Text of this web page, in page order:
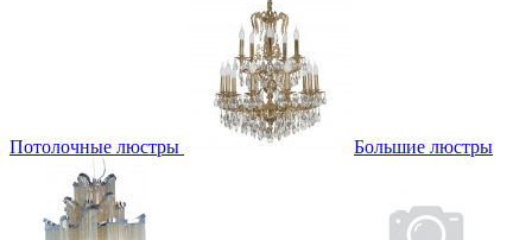
Потолочные люстры Большие люстры